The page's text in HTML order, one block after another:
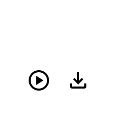
play_circle download